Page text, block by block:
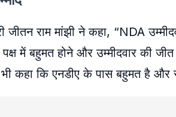
राम मांझी ने कहा, “NDA
में बहुमत होने और उम्मीदवार की
कहा कि एनडीए के पास बहुमत है और